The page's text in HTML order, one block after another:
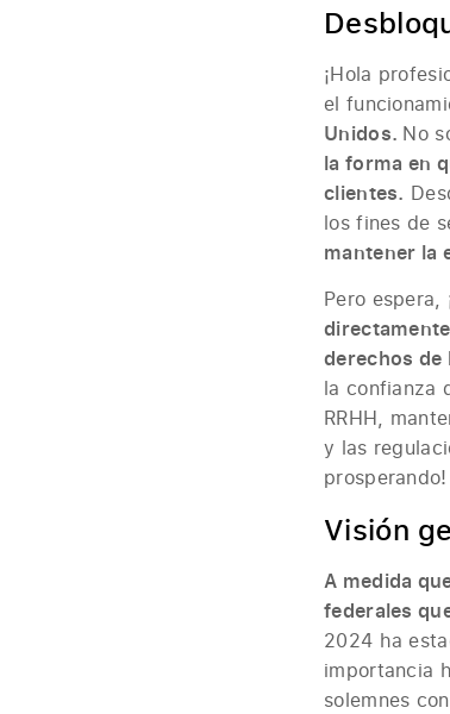
¡Hola
el
Unidos. No
la forma en
clientes.
los fines de
mantener la
Pero espera,
derechos de
la confianza
RRHH,
y las
prosperando!
Visión
A medida
federales
2024 ha
importancia
solemnes